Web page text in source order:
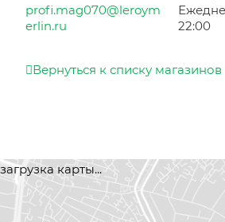
profi.mag070@leroym
erlin.ru
22:00
Вернуться к списку магазинов
загрузка карты...